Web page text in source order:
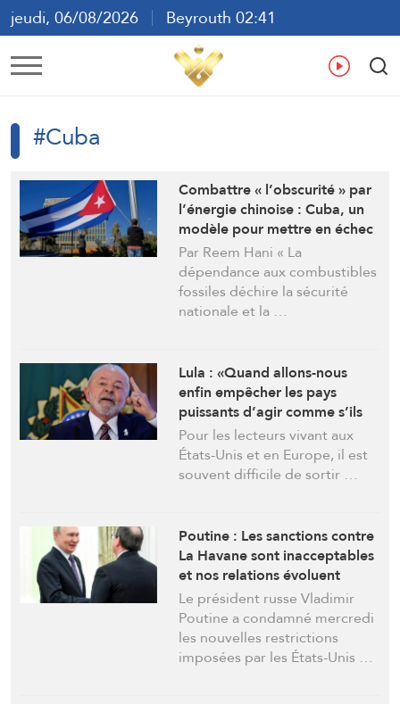
jeudi, 06/08/2026
Beyrouth 02:41
ع
#Cuba
Combattre « l’obscurité » par
l’énergie chinoise : Cuba, un
modèle pour mettre en échec
le blocus américain
Par Reem Hani « La
dépendance aux combustibles
fossiles déchire la sécurité
nationale et la …
Lula : «Quand allons-nous
enfin empêcher les pays
puissants d’agir comme s’ils
possédaient le monde ?»
Pour les lecteurs vivant aux
États-Unis et en Europe, il est
souvent difficile de sortir …
Poutine : Les sanctions contre
La Havane sont inacceptables
et nos relations évoluent
positivement
Le président russe Vladimir
Poutine a condamné mercredi
les nouvelles restrictions
imposées par les États-Unis …